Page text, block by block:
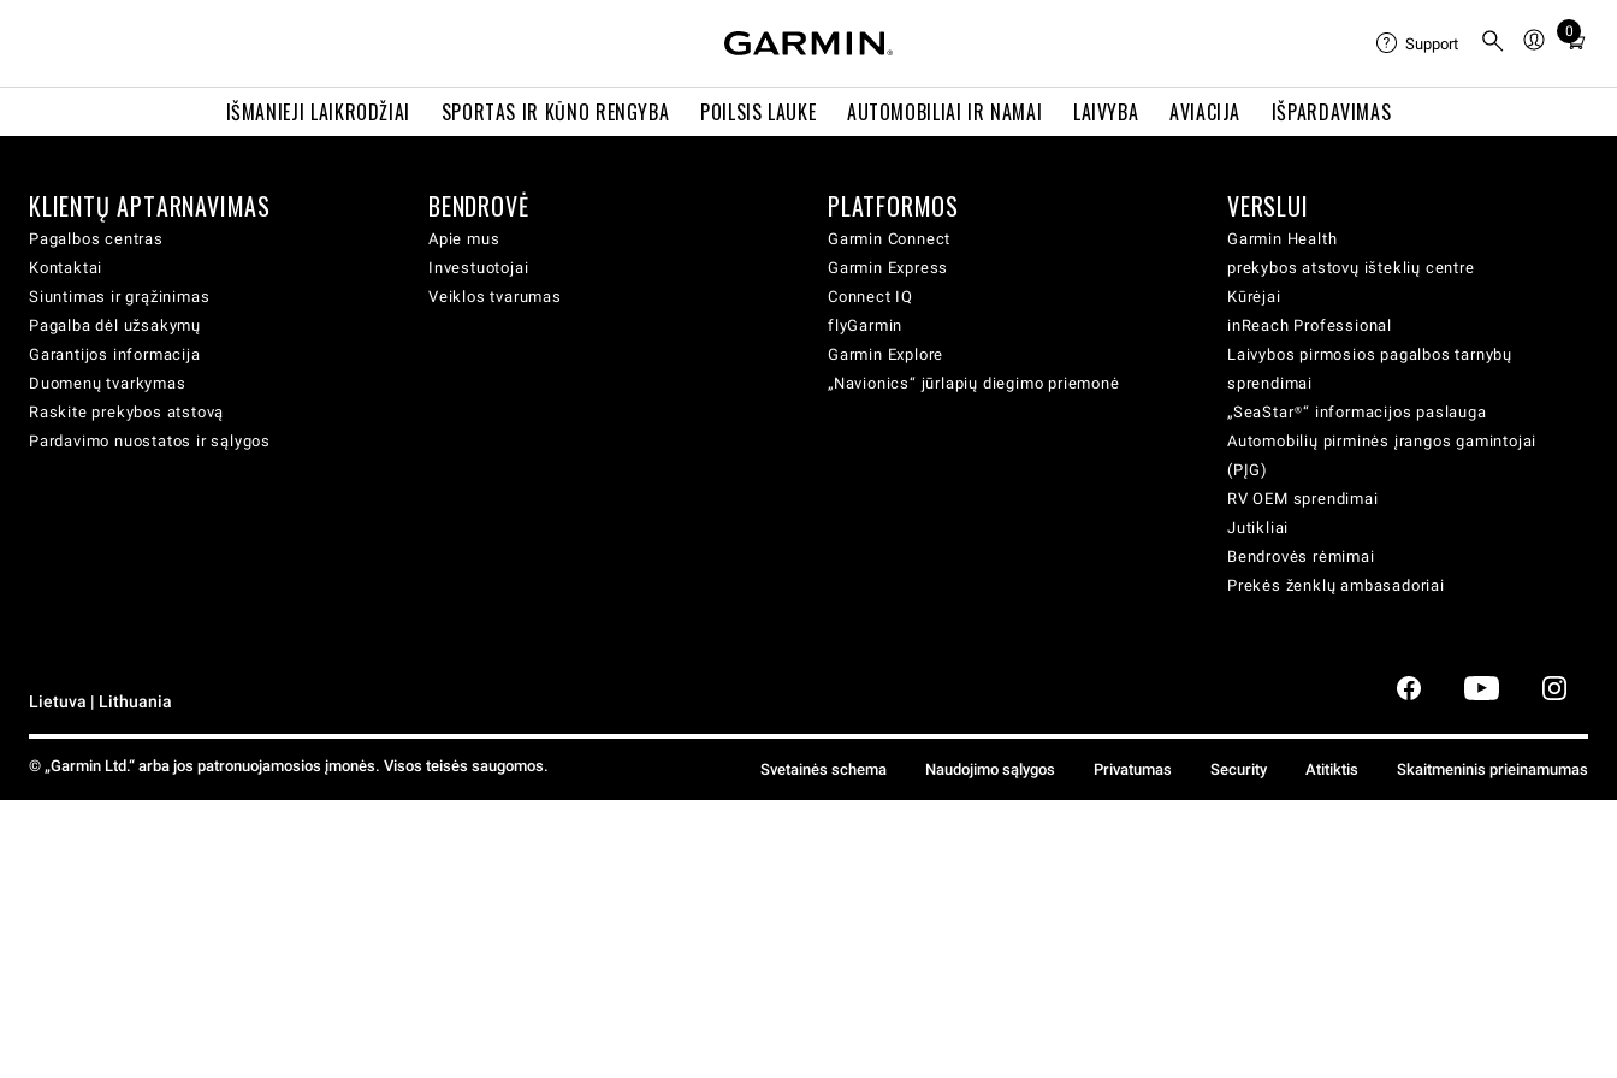
IŠMANIEJI LAIKRODŽIAI SPORTAS IR KŪNO RENGYBA POILSIS LAUKE AUTOMOBILIAI IR NAMAI LAIVYBA AVIACIJA IŠPARDAVIMAS
Support
0
Total
cart:
KLIENTŲ APTARNAVIMAS
Pagalbos centras
Kontaktai
Siuntimas ir grąžinimas
Pagalba dėl užsakymų
Garantijos informacija
Duomenų tvarkymas
Raskite prekybos atstovą
Pardavimo nuostatos ir sąlygos
BENDROVĖ
Apie mus
Investuotojai
Veiklos tvarumas
PLATFORMOS
Garmin Connect
Garmin Express
Connect IQ
flyGarmin
Garmin Explore
„Navionics“ jūrlapių diegimo priemonė
VERSLUI
Garmin Health
prekybos atstovų išteklių centre
Kūrėjai
inReach Professional
Laivybos pirmosios pagalbos tarnybų
sprendimai
„SeaStar®“ informacijos paslauga
Automobilių pirminės įrangos gamintojai
(PĮG)
RV OEM sprendimai
Jutikliai
Bendrovės rėmimai
Prekės ženklų ambasadoriai
Lietuva | Lithuania
© „Garmin Ltd.“ arba jos patronuojamosios įmonės. Visos teisės saugomos. Svetainės schema Naudojimo sąlygos Privatumas Security Atitiktis Skaitmeninis prieinamumas